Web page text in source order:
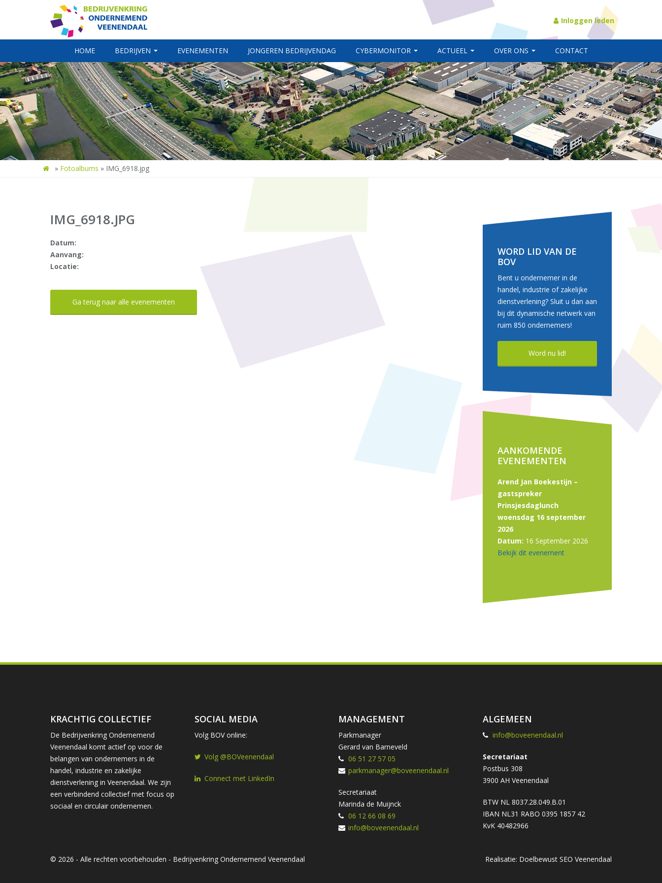
Inloggen leden
HOME BEDRIJVEN EVENEMENTEN JONGEREN BEDRIJVENDAG CYBERMONITOR ACTUEEL OVER ONS CONTACT
» Fotoalbums » IMG_6918.jpg
IMG_6918.JPG
Datum:
Aanvang:
Locatie:
Ga terug naar alle evenementen
WORD LID VAN DE
BOV
Bent u ondernemer in de
handel, industrie of zakelijke
dienstverlening? Sluit u dan aan
bij dit dynamische netwerk van
ruim 850 ondernemers!
Word nu lid!
AANKOMENDE
EVENEMENTEN
Arend Jan Boekestijn –
gastspreker
Prinsjesdaglunch
woensdag 16 september
2026
Datum: 16 September 2026
Bekijk dit evenement
KRACHTIG COLLECTIEF
De Bedrijvenkring Ondernemend
Veenendaal komt actief op voor de
belangen van ondernemers in de
handel, industrie en zakelijke
dienstverlening in Veenendaal. We zijn
een verbindend collectief met focus op
sociaal en circulair ondernemen.
SOCIAL MEDIA
Volg BOV online:
Volg @BOVeenendaal
Connect met LinkedIn
MANAGEMENT
Parkmanager
Gerard van Barneveld
06 51 27 57 05
parkmanager@boveenendaal.nl
Secretariaat
Marinda de Muijnck
06 12 66 08 69
info@boveenendaal.nl
ALGEMEEN
info@boveenendaal.nl
Secretariaat
Postbus 308
3900 AH Veenendaal
BTW NL 8037.28.049.B.01
IBAN NL31 RABO 0395 1857 42
KvK 40482966
© 2026 - Alle rechten voorbehouden - Bedrijvenkring Ondernemend Veenendaal Realisatie: Doelbewust SEO Veenendaal